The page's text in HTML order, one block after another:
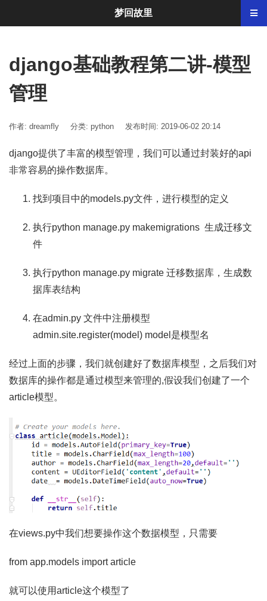
django基础教程第二讲-模型
管理
作者: dreamfly 分类: python 发布时间: 2019-06-02 20:14
django提供了丰富的模型管理，我们可以通过封装好的api
非常容易的操作数据库。
找到项目中的models.py文件，进行模型的定义
执行python manage.py makemigrations 生成迁移文
件
执行python manage.py migrate 迁移数据库，生成数
据库表结构
在admin.py 文件中注册模型
admin.site.register(model) model是模型名
经过上面的步骤，我们就创建好了数据库模型，之后我们对
数据库的操作都是通过模型来管理的,假设我们创建了一个
article模型。
在views.py中我们想要操作这个数据模型，只需要
from app.models import article
就可以使用article这个模型了
梦回故里